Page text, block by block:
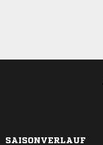
SAISONVERLAUF